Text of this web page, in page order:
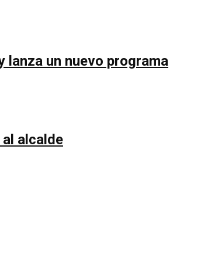
lanza un nuevo programa
alcalde